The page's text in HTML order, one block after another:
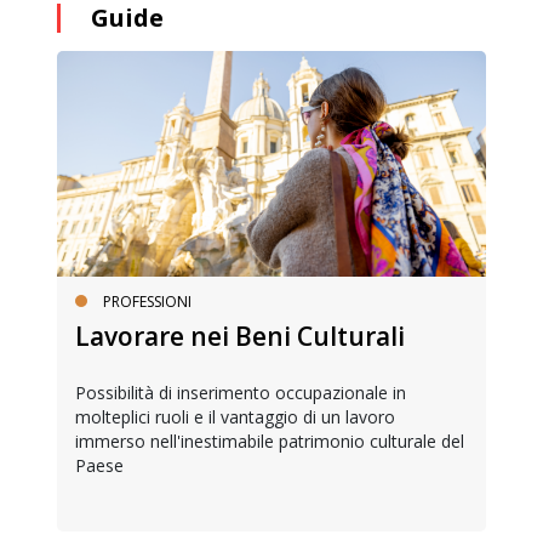
Guide
PROFESSIONI
Lavorare nei Beni Culturali
Possibilità di inserimento occupazionale in
molteplici ruoli e il vantaggio di un lavoro
immerso nell'inestimabile patrimonio culturale del
Paese